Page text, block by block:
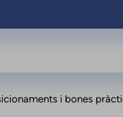
i bones